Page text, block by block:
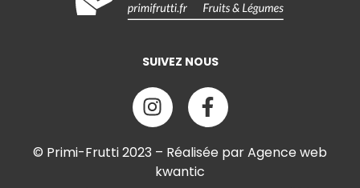
SUIVEZ NOUS
© Primi-Frutti 2023 – Réalisée par Agence web
kwantic